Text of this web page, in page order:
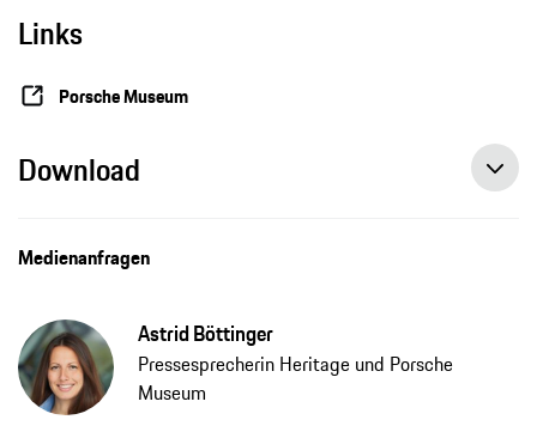
Links
Porsche Museum
Download
Medienanfragen
Astrid Böttinger
Pressesprecherin Heritage und Porsche
Museum